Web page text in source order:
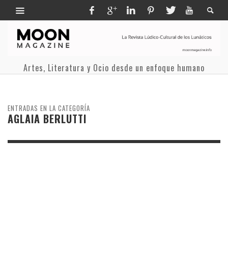
Artes, Literatura y Ocio desde un enfoque humano
ENTRADAS EN LA CATEGORÍA
AGLAIA BERLUTTI